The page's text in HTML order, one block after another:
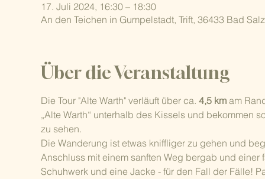
17. Juli 2024, 16:30 – 18:30
An den Teichen in Gumpelstadt, Trift, 36433 Bad
Über die Veranstaltung
Die Tour "Alte Warth" verläuft über ca. 4,5 km am
„Alte Warth“ unterhalb des Kissels und bekommen
zu sehen.
Die Wanderung ist etwas kniffliger zu gehen und
Anschluss mit einem sanften Weg bergab und
Schuhwerk und eine Jacke - für den Fall der Fälle!